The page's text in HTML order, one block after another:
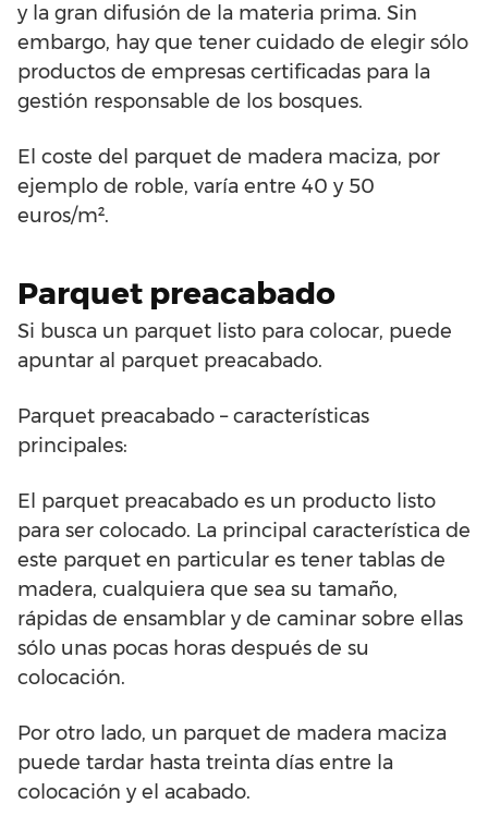
y la gran difusión de la materia prima. Sin
embargo, hay que tener cuidado de elegir sólo
productos de empresas certificadas para la
gestión responsable de los bosques.
El coste del parquet de madera maciza, por
ejemplo de roble, varía entre 40 y 50
euros/m².
Parquet preacabado
Si busca un parquet listo para colocar, puede
apuntar al parquet preacabado.
Parquet preacabado – características
principales:
El parquet preacabado es un producto listo
para ser colocado. La principal característica de
este parquet en particular es tener tablas de
madera, cualquiera que sea su tamaño,
rápidas de ensamblar y de caminar sobre ellas
sólo unas pocas horas después de su
colocación.
Por otro lado, un parquet de madera maciza
puede tardar hasta treinta días entre la
colocación y el acabado.